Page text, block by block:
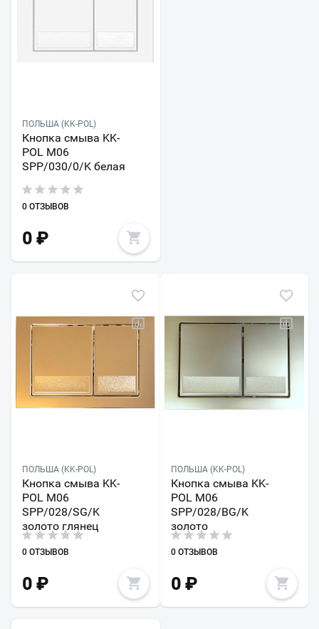
ПОЛЬША (KK-POL)
Кнопка смыва KK-
POL M06
SPP/030/0/K белая
0 ОТЗЫВОВ
0 ₽
ПОЛЬША (KK-POL)
Кнопка смыва KK-
POL M06
SPP/028/SG/K
золото глянец
0 ОТЗЫВОВ
0 ₽
ПОЛЬША (KK-POL)
Кнопка смыва KK-
POL M06
SPP/028/BG/K
золото
0 ОТЗЫВОВ
0₽